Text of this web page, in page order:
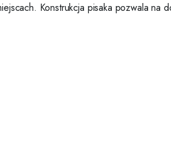
Konstrukcja pisaka pozwala